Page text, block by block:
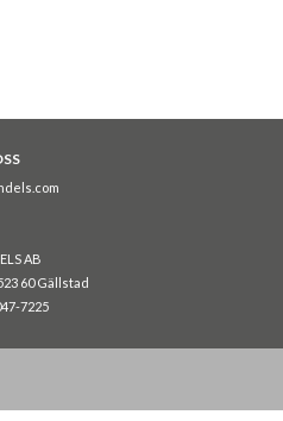
AB
60 Gällstad
7225